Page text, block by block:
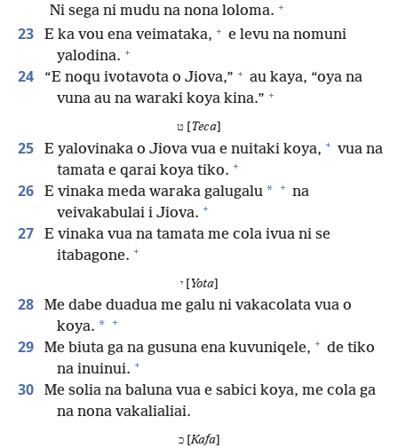
Ni sega ni mudu na nona loloma. +
23 E ka vou ena veimataka, + e levu na nomuni
yalodina. +
24 “E noqu ivotavota o Jiova,” + au kaya, “oya na
vuna au na waraki koya kina.” +
Teca
25 E yalovinaka o Jiova vua e nuitaki koya, + vua na
tamata e qarai koya tiko. +
26 E vinaka meda waraka galugalu * + na
veivakabulai i Jiova. +
27
E vinaka vua na tamata me cola ivua ni se
itabagone. +
י [Yota]
28
Me dabe duadua me galu ni vakacolata vua o
koya. * +
29 Me biuta ga na gusuna ena kuvuniqele, + de tiko
na inuinui. +
30
Me solia na baluna vua e sabici koya, me cola ga
na nona vakalialiai.
כ [Kafa]